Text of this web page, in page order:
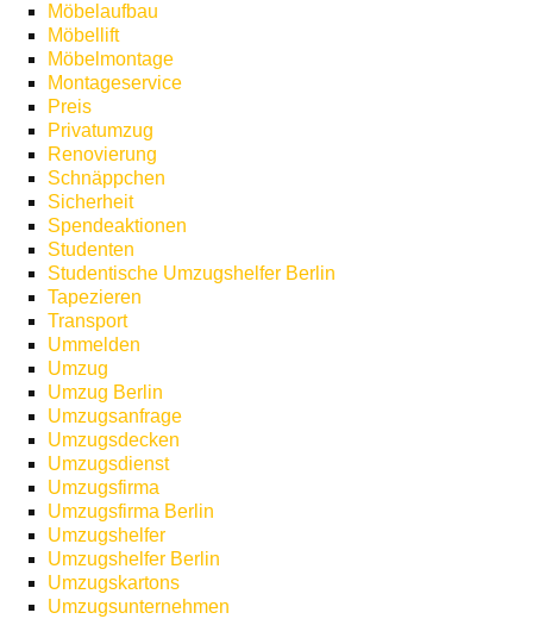
Möbelaufbau
Möbellift
Möbelmontage
Montageservice
Preis
Privatumzug
Renovierung
Schnäppchen
Sicherheit
Spendeaktionen
Studenten
Studentische Umzugshelfer Berlin
Tapezieren
Transport
Ummelden
Umzug
Umzug Berlin
Umzugsanfrage
Umzugsdecken
Umzugsdienst
Umzugsfirma
Umzugsfirma Berlin
Umzugshelfer
Umzugshelfer Berlin
Umzugskartons
Umzugsunternehmen